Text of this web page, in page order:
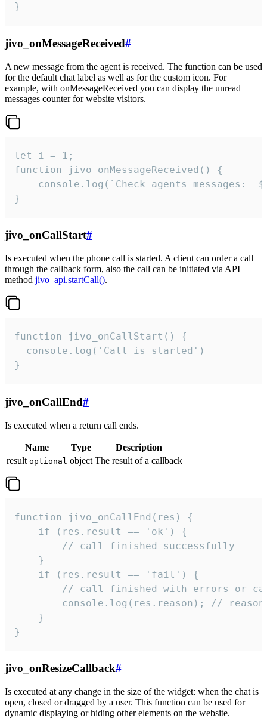
}
jivo_onMessageReceived#
A new message from the agent is received. The function can be used
for the default chat label as well as for the custom icon. For
example, with onMessageReceived you can display the unread
messages counter for website visitors.
let i = 1;
function jivo_onMessageReceived() {
}
jivo_onCallStart#
Is executed when the phone call is started. A client can order a call
through the callback form, also the call can be initiated via API
method jivo_api.startCall().
function jivo_onCallStart() {
  console.log('Call is started')
}
jivo_onCallEnd#
Is executed when a return call ends.
Name Type
Description
result optional object The result of a callback
function jivo_onCallEnd(res) {
    if (res.result == 'ok') {
        // call finished successfully
    }
    if (res.result == 'fail') {
// call finished with errors or
console.log(res.reason); //
    }
}
jivo_onResizeCallback#
Is executed at any change in the size of the widget: when the chat is
open, closed or dragged by a user. This function can be used for
dynamic displaying or hiding other elements on the website.